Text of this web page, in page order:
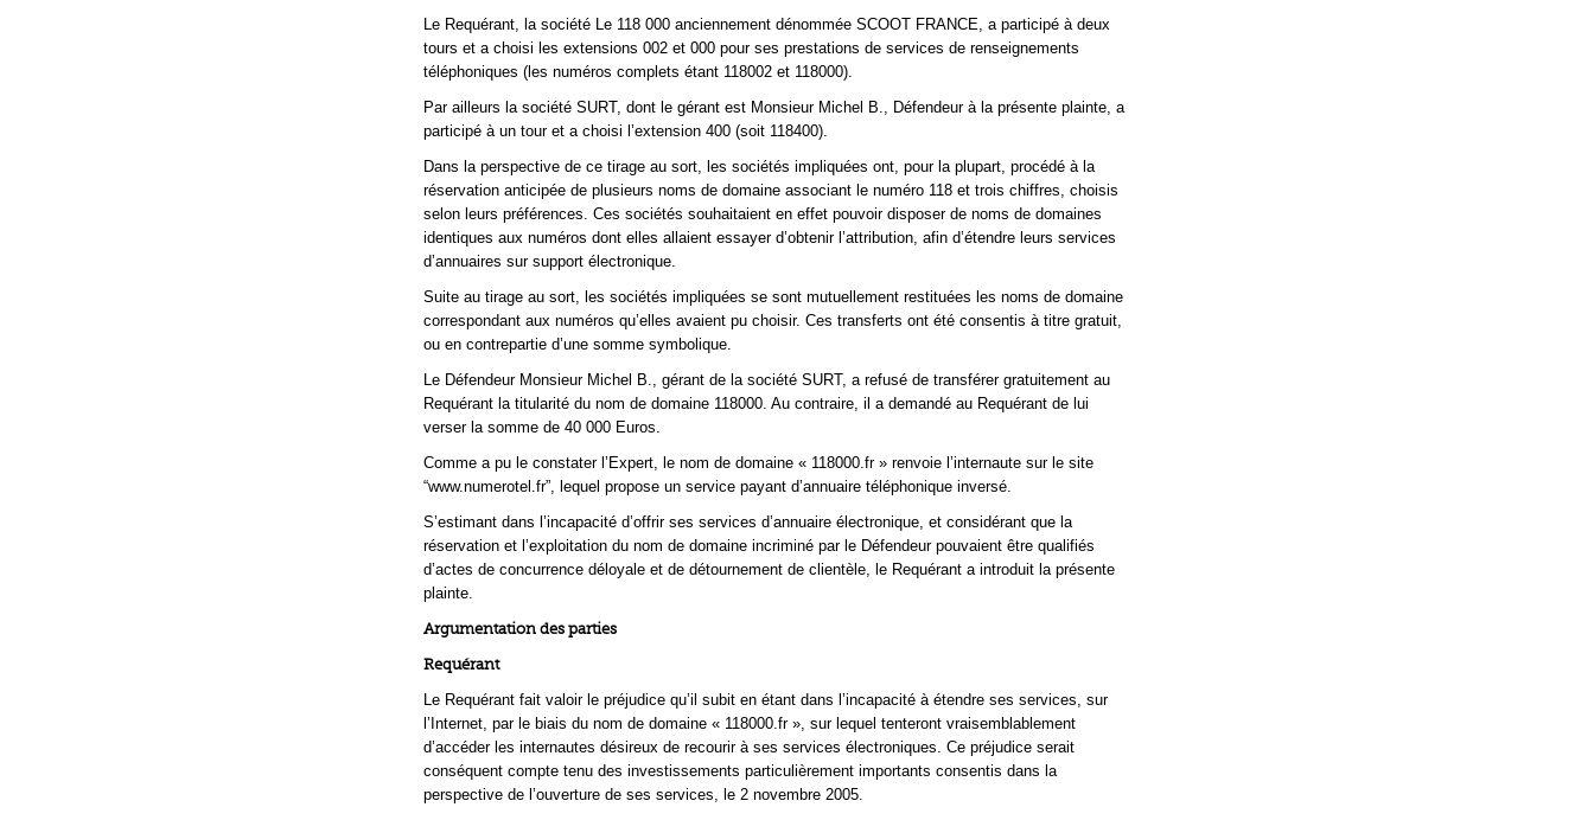
Le Requérant, la société Le 118 000 anciennement dénommée SCOOT FRANCE, a participé à deux
tours et a choisi les extensions 002 et 000 pour ses prestations de services de renseignements
téléphoniques (les numéros complets étant 118002 et 118000).
Par ailleurs la société SURT, dont le gérant est Monsieur Michel B., Défendeur à la présente plainte, a
participé à un tour et a choisi l’extension 400 (soit 118400).
Dans la perspective de ce tirage au sort, les sociétés impliquées ont, pour la plupart, procédé à la
réservation anticipée de plusieurs noms de domaine associant le numéro 118 et trois chiffres, choisis
selon leurs préférences. Ces sociétés souhaitaient en effet pouvoir disposer de noms de domaines
identiques aux numéros dont elles allaient essayer d’obtenir l’attribution, afin d’étendre leurs services
d’annuaires sur support électronique.
Suite au tirage au sort, les sociétés impliquées se sont mutuellement restituées les noms de domaine
correspondant aux numéros qu’elles avaient pu choisir. Ces transferts ont été consentis à titre gratuit,
ou en contrepartie d’une somme symbolique.
Le Défendeur Monsieur Michel B., gérant de la société SURT, a refusé de transférer gratuitement au
Requérant la titularité du nom de domaine 118000. Au contraire, il a demandé au Requérant de lui
verser la somme de 40 000 Euros.
Comme a pu le constater l’Expert, le nom de domaine « 118000.fr » renvoie l’internaute sur le site
“www.numerotel.fr”, lequel propose un service payant d’annuaire téléphonique inversé.
S’estimant dans l’incapacité d’offrir ses services d’annuaire électronique, et considérant que la
réservation et l’exploitation du nom de domaine incriminé par le Défendeur pouvaient être qualifiés
d’actes de concurrence déloyale et de détournement de clientèle, le Requérant a introduit la présente
plainte.
Argumentation des parties
Requérant
Le Requérant fait valoir le préjudice qu’il subit en étant dans l’incapacité à étendre ses services, sur
l’Internet, par le biais du nom de domaine « 118000.fr », sur lequel tenteront vraisemblablement
d’accéder les internautes désireux de recourir à ses services électroniques. Ce préjudice serait
conséquent compte tenu des investissements particulièrement importants consentis dans la
perspective de l’ouverture de ses services, le 2 novembre 2005.